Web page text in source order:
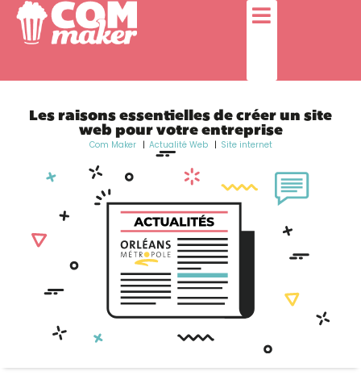
Les raisons essentielles de créer un site
web pour votre entreprise
Com Maker Actualité Web Site internet